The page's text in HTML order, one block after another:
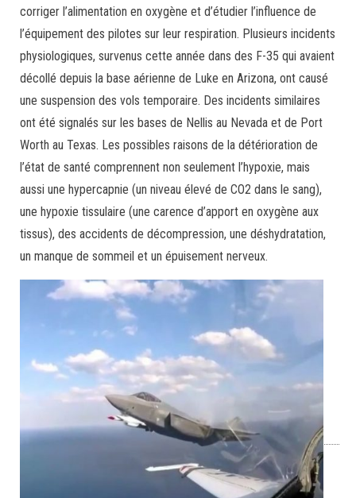
corriger l’alimentation en oxygène et d’étudier l’influence de
l’équipement des pilotes sur leur respiration. Plusieurs incidents
physiologiques, survenus cette année dans des F-35 qui avaient
décollé depuis la base aérienne de Luke en Arizona, ont causé
une suspension des vols temporaire. Des incidents similaires
ont été signalés sur les bases de Nellis au Nevada et de Port
Worth au Texas. Les possibles raisons de la détérioration de
l’état de santé comprennent non seulement l’hypoxie, mais
aussi une hypercapnie (un niveau élevé de CO2 dans le sang),
une hypoxie tissulaire (une carence d’apport en oxygène aux
tissus), des accidents de décompression, une déshydratation,
un manque de sommeil et un épuisement nerveux.